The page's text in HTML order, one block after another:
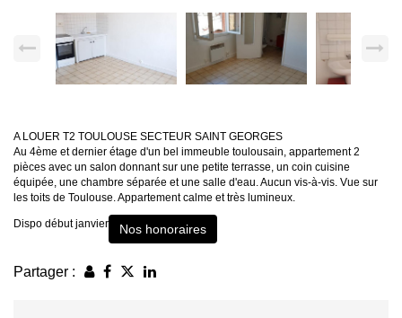
A LOUER T2 TOULOUSE SECTEUR SAINT GEORGES
Au 4ème et dernier étage d'un bel immeuble toulousain, appartement 2
pièces avec un salon donnant sur une petite terrasse, un coin cuisine
équipée, une chambre séparée et une salle d'eau. Aucun vis-à-vis. Vue sur
les toits de Toulouse. Appartement calme et très lumineux.
Dispo début janvier Nos honoraires
Partager :